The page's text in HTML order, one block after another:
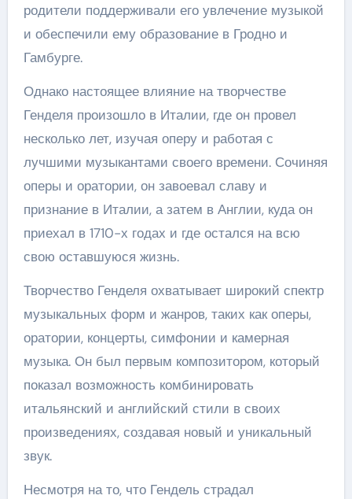
родители поддерживали его увлечение музыкой
и обеспечили ему образование в Гродно и
Гамбурге.
Однако настоящее влияние на творчестве
Генделя произошло в Италии, где он провел
несколько лет, изучая оперу и работая с
лучшими музыкантами своего времени. Сочиняя
оперы и оратории, он завоевал славу и
признание в Италии, а затем в Англии, куда он
приехал в 1710-х годах и где остался на всю
свою оставшуюся жизнь.
Творчество Генделя охватывает широкий спектр
музыкальных форм и жанров, таких как оперы,
оратории, концерты, симфонии и камерная
музыка. Он был первым композитором, который
показал возможность комбинировать
итальянский и английский стили в своих
произведениях, создавая новый и уникальный
звук.
Несмотря на то, что Гендель страдал